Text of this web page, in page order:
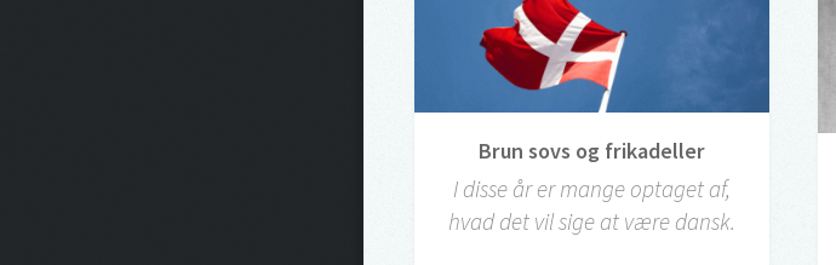
Brun sovs og frikadeller
I disse år er mange optaget af,
hvad det vil sige at være dansk.